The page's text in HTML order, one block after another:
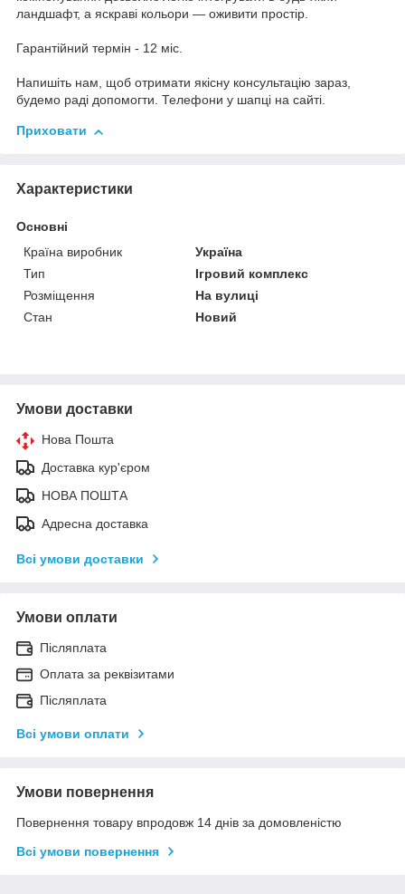
ландшафт, а яскраві кольори — оживити простір.
Гарантійний термін - 12 міс.
Напишіть нам, щоб отримати якісну консультацію зараз,
будемо раді допомогти. Телефони у шапці на сайті.
Приховати
Характеристики
Основні
Країна виробник
Україна
Тип
Ігровий комплекс
Розміщення
На вулиці
Стан
Новий
Умови доставки
Нова Пошта
Доставка кур'єром
НОВА ПОШТА
Адресна доставка
Всі умови доставки
Умови оплати
Післяплата
Оплата за реквізитами
Післяплата
Всі умови оплати
Умови повернення
Повернення товару впродовж 14 днів за домовленістю
Всі умови повернення